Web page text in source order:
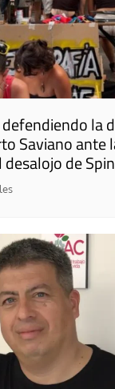
defendiendo la
Saviano ante
de